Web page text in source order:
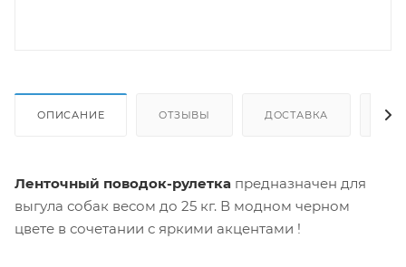
ОПИСАНИЕ ОТЗЫВЫ ДОСТАВКА
Ленточный поводок-рулетка предназначен для
выгула собак весом до 25 кг. В модном черном
цвете в сочетании с яркими акцентами !